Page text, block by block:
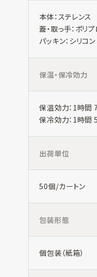
本体：ステレンス
蓋・取っ手：ポリ
パッキン：シリコン
保温・保冷効力
保温効力：1時
保冷効力：1時
出荷単位
50個/カートン
包装形態
個包装（紙箱）